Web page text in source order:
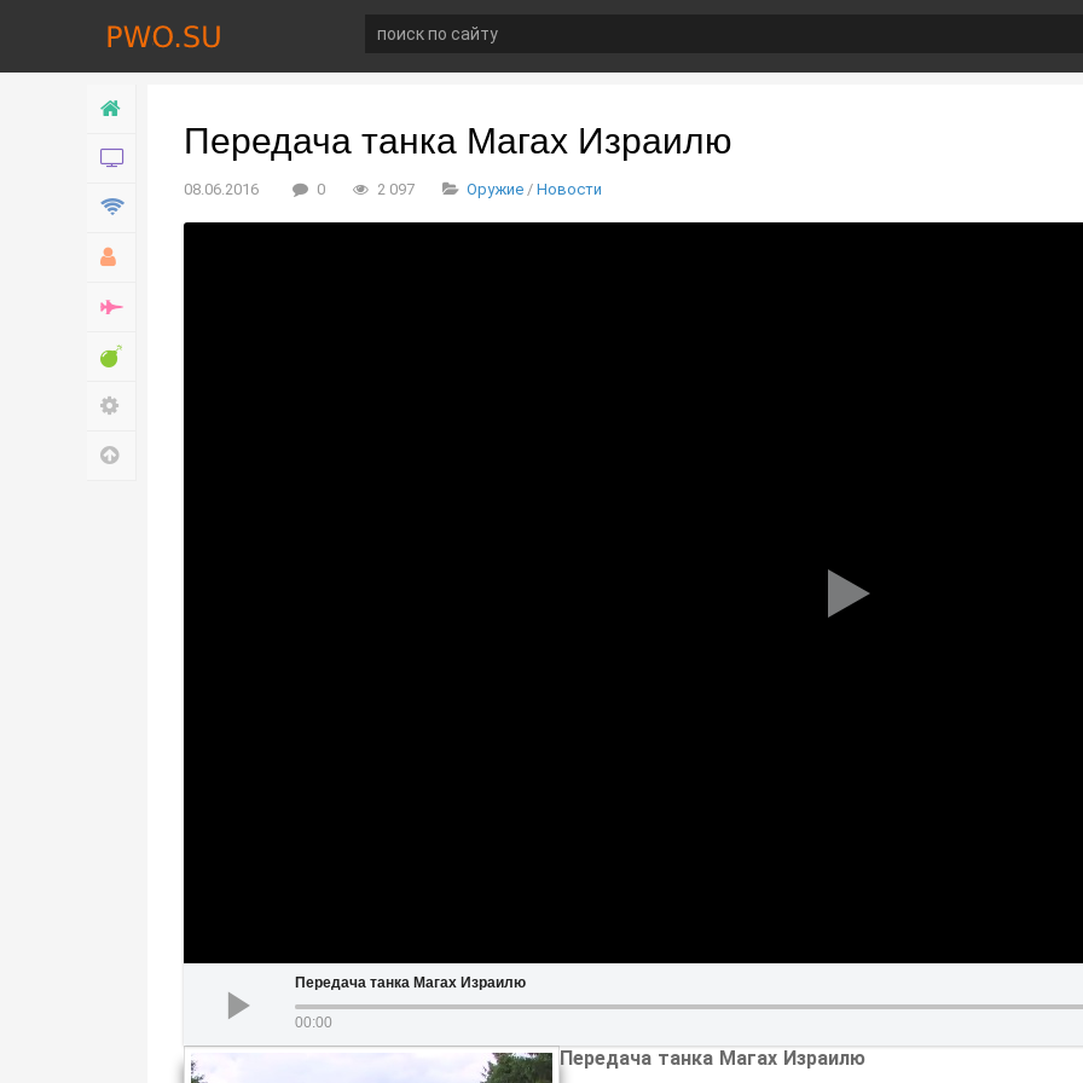
Новости
Передача танка Магах Израилю
08.06.2016 0 2 097 Оружие / Новости
Передача танка Магах Израилю
00:00
Передача танка Магах Израилю